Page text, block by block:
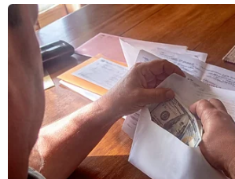
24/02/2015 23:35
Những loài động vật cũng có
xúc giống như loài người. Khi
thường những nở nụ cười rất